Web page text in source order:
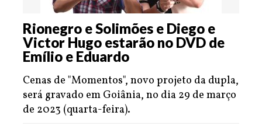
Rionegro e Solimões e Diego e
Victor Hugo estarão no DVD de
Emílio e Eduardo
Cenas de "Momentos", novo projeto da dupla,
será gravado em Goiânia, no dia 29 de março
de 2023 (quarta-feira).